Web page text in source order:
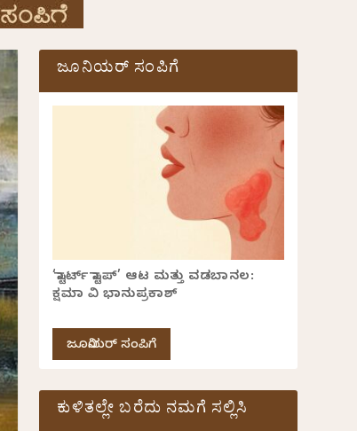
ಜೂನಿಯರ್ ಸಂಪಿಗೆ
‘ಸ್ಟಾರ್ಟ್ ಸ್ಟಾಪ್’ ಆಟ ಮತ್ತು ವಡಬಾನಲ:
ಕ್ಷಮಾ ವಿ ಭಾನುಪ್ರಕಾಶ್
ಜೂನಿಯರ್ ಸಂಪಿಗೆ
ಕುಳಿತಲ್ಲೇ ಬರೆದು ನಮಗೆ ಸಲ್ಲಿಸಿ